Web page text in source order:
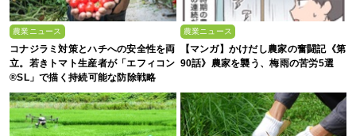
農業ニュース
コナジラミ対策とハチへの安全性を両
立。若きトマト生産者が「エフィコン
®SL」で描く持続可能な防除戦略
農業ニュース
【マンガ】かけだし農家の奮闘記《第
90話》農家を襲う、梅雨の苦労5選